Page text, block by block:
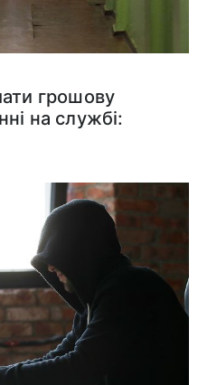
грошову
на службі: